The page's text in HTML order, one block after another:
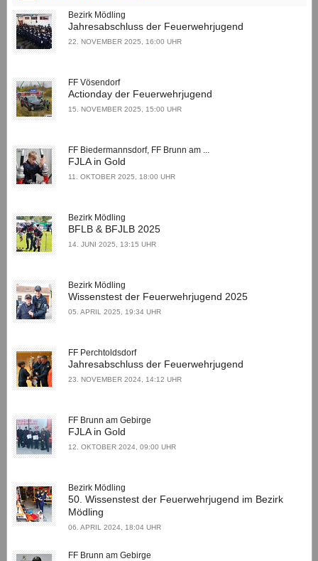
Bezirk Mödling
Jahresabschluss der Feuerwehrjugend
22. NOVEMBER 2025, 16:00 UHR
FF Vösendorf
Actionday der Feuerwehrjugend
15. NOVEMBER 2025, 15:00 UHR
FF Biedermannsdorf, FF Brunn am ...
FJLA in Gold
11. OKTOBER 2025, 18:00 UHR
Bezirk Mödling
BFLB & BFJLB 2025
14. JUNI 2025, 13:15 UHR
Bezirk Mödling
Wissenstest der Feuerwehrjugend 2025
05. APRIL 2025, 19:34 UHR
FF Perchtoldsdorf
Jahresabschluss der Feuerwehrjugend
23. NOVEMBER 2024, 14:12 UHR
FF Brunn am Gebirge
FJLA in Gold
12. OKTOBER 2024, 09:00 UHR
Bezirk Mödling
50. Wissenstest der Feuerwehrjugend im Bezirk
Mödling
06. APRIL 2024, 18:04 UHR
FF Brunn am Gebirge